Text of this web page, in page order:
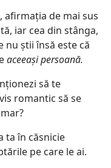
afirmaţia de mai sus
iar cea din stânga,
nu ştii însă este că
aceeaşi persoană.
să te
romantic să se
ta în căsnicie
pe care le ai.